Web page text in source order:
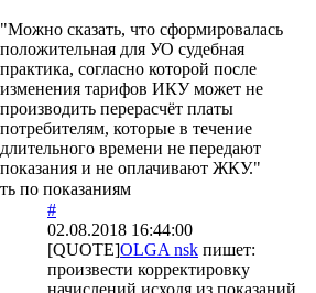
"Можно сказать, что сформировалась
положительная для УО судебная
практика, согласно которой после
изменения тарифов ИКУ может не
производить перерасчёт платы
потребителям, которые в течение
длительного времени не передают
показания и не оплачивают ЖКУ."
по показаниям
#
02.08.2018 16:44:00
[QUOTE]OLGA nsk пишет:
произвести корректировку
начислений исходя из показаний